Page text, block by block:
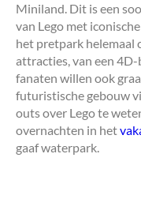
Miniland. Dit is een
van Lego met
het pretpark helemaal
attracties, van een
fanaten willen ook
futuristische gebouw
outs over Lego te
overnachten in het
gaaf waterpark.